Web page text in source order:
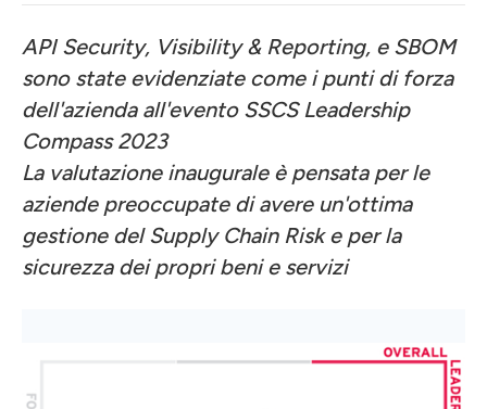
API Security, Visibility & Reporting, e SBOM
sono state evidenziate come i punti di forza
dell'azienda all'evento SSCS Leadership
Compass 2023
La valutazione inaugurale è pensata per le
aziende preoccupate di avere un'ottima
gestione del Supply Chain Risk e per la
sicurezza dei propri beni e servizi